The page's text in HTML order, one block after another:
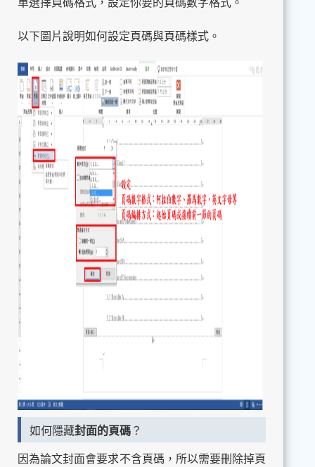
以下圖片說明如何設定頁碼與頁碼樣式。
如何隱藏封面的頁碼 ？
因為論文封面會要求不含頁碼，所以需要刪除掉頁